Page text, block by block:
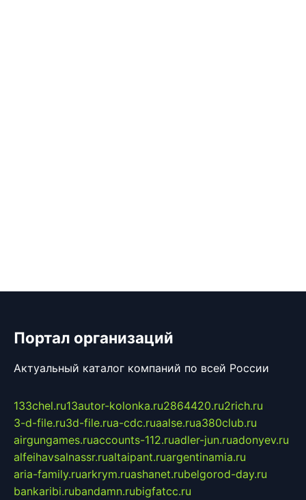
Портал организаций
Актуальный каталог компаний по всей России
133chel.ru13autor-kolonka.ru2864420.ru2rich.ru
3-d-file.ru3d-file.rua-cdc.ruaalse.rua380club.ru
airgungames.ruaccounts-112.ruadler-jun.ruadonyev.ru
alfeihavsalnassr.rualtaipant.ruargentinamia.ru
aria-family.ruarkrym.ruashanet.rubelgorod-day.ru
bankaribi.rubandamn.rubigfatcc.ru